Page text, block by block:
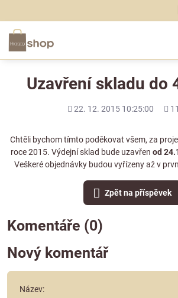
Uzavření skladu do
Přidáno
22. 12. 2015 10:25:00
Chtěli bychom tímto poděkovat všem, za
roce 2015. Výdejní sklad bude uzavřen od
Veškeré objednávky budou vyřízeny až v
Zpět na příspěvek
Komentáře (0)
Nový komentář
Název: